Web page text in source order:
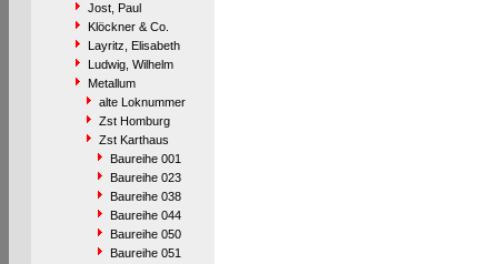
Jost, Paul
Klöckner & Co.
Layritz, Elisabeth
Ludwig, Wilhelm
Metallum
alte Loknummer
Zst Homburg
Zst Karthaus
Baureihe 001
Baureihe 023
Baureihe 038
Baureihe 044
Baureihe 050
Baureihe 051